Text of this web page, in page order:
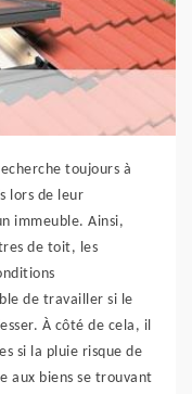
toujours à
lors de leur
immeuble. Ainsi,
de toit, les
de travailler si le
À côté de cela, il
si la pluie risque de
aux biens se trouvant